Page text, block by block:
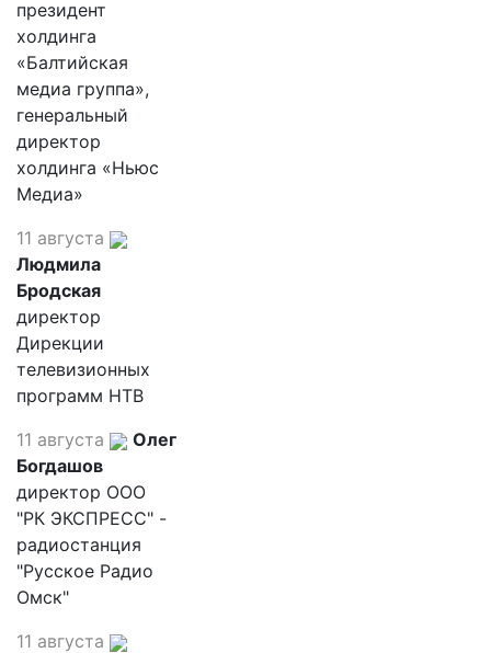
президент
холдинга
«Балтийская
медиа группа»,
генеральный
директор
холдинга «Ньюс
Медиа»
11 августа
Людмила
Бродская
директор
Дирекции
телевизионных
программ НТВ
11 августа
Олег
Богдашов
директор ООО
"РК ЭКСПРЕСС" -
радиостанция
"Русское Радио
Омск"
11 августа